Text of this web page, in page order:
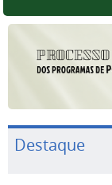
Destaque